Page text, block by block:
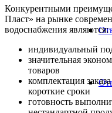
Конкурентными
Пласт» на рынке
водоснабжения являются:
индивидуальный
значительная
товаров
комплектация
короткие сроки
готовность